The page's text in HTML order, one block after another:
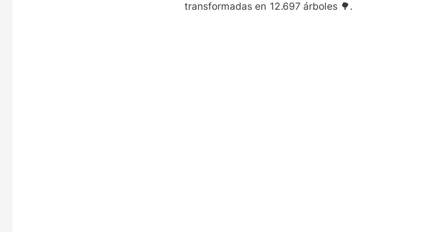
transformadas en 12.697 árboles 🌳.